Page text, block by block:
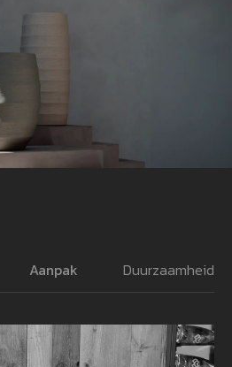
Aanpak Duurzaamheid